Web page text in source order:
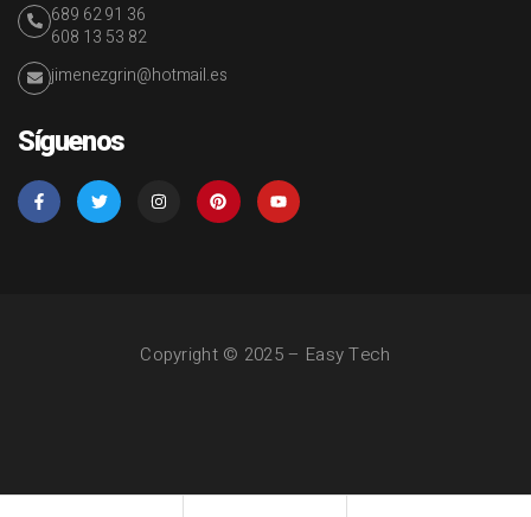
689 62 91 36
608 13 53 82
jimenezgrin@hotmail.es
Síguenos
Copyright © 2025 – Easy Tech